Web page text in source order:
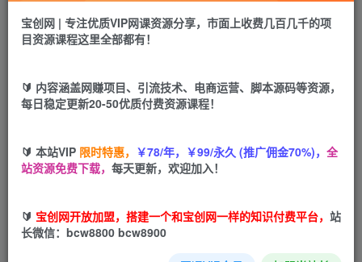
宝币9.9 宝币 19.9
立即购买
务类型简介｜正规兼职平台，无需经验，业余时间赚钱，提
宝创网 | 专注优质VIP网课资源分享，市面上收费几百几千的项
目资源课程这里全部都有！
🔰 内容涵盖网赚项目、引流技术、电商运营、脚本源码等资源，
每日稳定更新20-50优质付费资源课程！
🔰 本站VIP 限时特惠， ￥78/年，￥99/永久 (推广佣金70%)， 全
站资源免费下载， 每天更新，欢迎加入！
🔰 宝创网开放加盟，搭建一个和宝创网一样的知识付费平台， 站
长微信：bcw8800 bcw8900